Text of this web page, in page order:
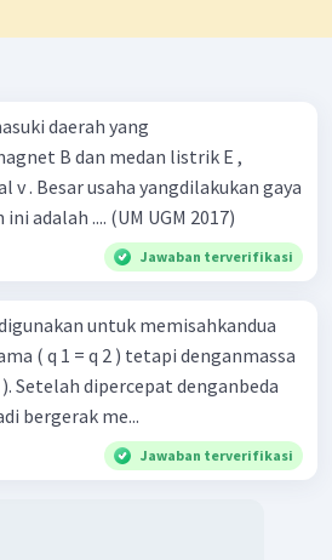
daerah yang
B dan medan listrik E ,
v . Besar usaha yangdilakukan gaya
magnet pada elektron ini adalah .... (UM UGM 2017)
Jawaban terverifikasi
untuk memisahkandua
( q 1 = q 2 ) tetapi denganmassa
Setelah dipercepat denganbeda
bergerak me...
Jawaban terverifikasi